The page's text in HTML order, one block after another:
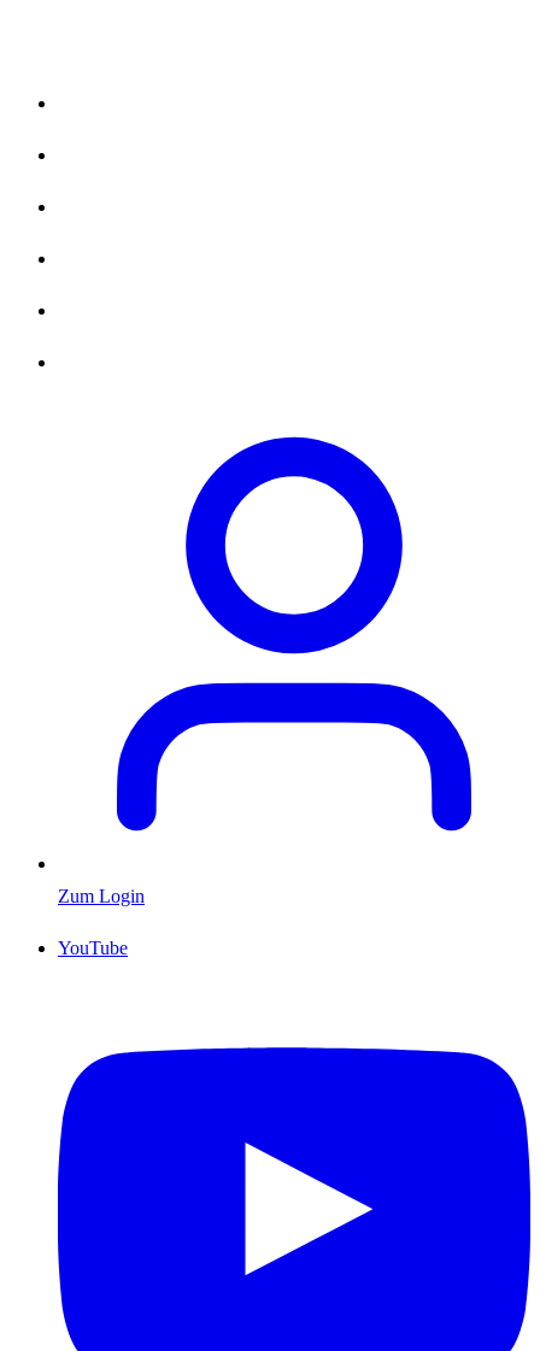
Zum Login
YouTube